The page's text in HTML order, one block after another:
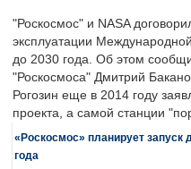
"Роскосмос" и NASA
эксплуатации
до 2030 года. Об этом
"Роскосмоса" Дмитрий
Рогозин еще в 2014 году
проекта, а самой станции
«Роскосмос» планирует запуск
года